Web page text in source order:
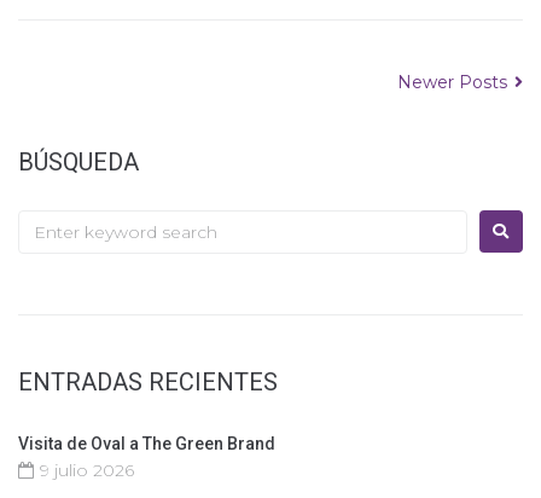
Newer Posts
BÚSQUEDA
ENTRADAS RECIENTES
Visita de Oval a The Green Brand
9 julio 2026